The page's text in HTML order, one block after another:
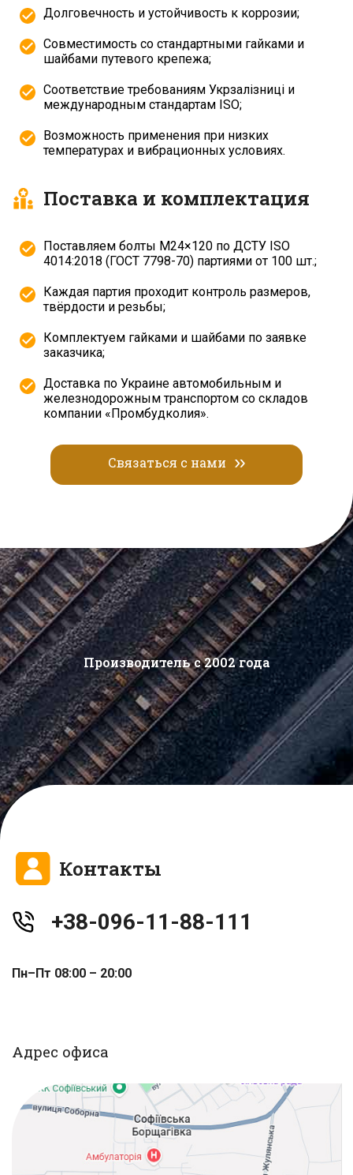
Долговечность и устойчивость к коррозии;
Совместимость со стандартными гайками и
шайбами путевого крепежа;
Соответствие требованиям Укрзалізниці и
международным стандартам ISO;
Возможность применения при низких
температурах и вибрационных условиях.
Поставка и комплектация
Поставляем болты М24×120 по ДСТУ ISO
4014:2018 (ГОСТ 7798-70) партиями от 100 шт.;
Каждая партия проходит контроль размеров,
твёрдости и резьбы;
Комплектуем гайками и шайбами по заявке
заказчика;
Доставка по Украине автомобильным и
железнодорожным транспортом со складов
компании «Промбудколия».
Связаться с нами
Производитель с 2002 года
Контакты
+38-096-11-88-111
Пн–Пт 08:00 – 20:00
Адрес офиса